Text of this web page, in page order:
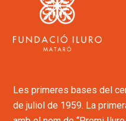
Les primeres bases del
de juliol de 1959. La